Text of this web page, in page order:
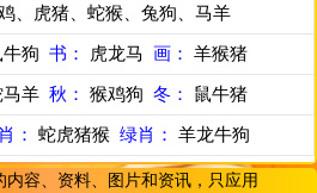
、虎猪、蛇猴、兔狗、马羊
牛狗 书： 虎龙马 画： 羊猴猪
马羊 秋： 猴鸡狗 冬： 鼠牛猪
： 蛇虎猪猴 绿肖： 羊龙牛狗
容、资料、图片和资讯，只应用